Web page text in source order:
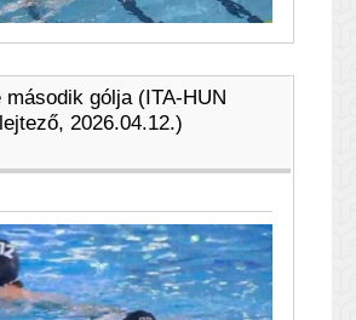
gólja (ITA-HUN
2026.04.12.)